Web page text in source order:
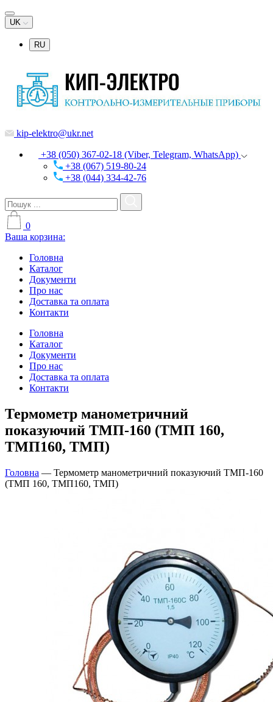
UK
RU
kip-elektro@ukr.net
+38 (050) 367-02-18 (Viber, Telegram, WhatsApp)
+38 (067) 519-80-24
+38 (044) 334-42-76
0
Ваша корзина:
Головна
Каталог
Документи
Про нас
Доставка та оплата
Контакти
Головна
Каталог
Документи
Про нас
Доставка та оплата
Контакти
Термометр манометричний
показуючий ТМП-160 (ТМП 160,
ТМП160, ТМП)
Головна — Термометр манометричний показуючий ТМП-160
(ТМП 160, ТМП160, ТМП)